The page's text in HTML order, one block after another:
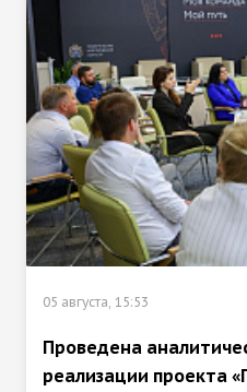
05 августа, 15:53
Проведена
реализации проекта